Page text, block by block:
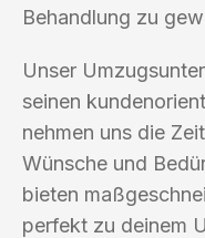
Behandlung zu
Unser
seinen
nehmen uns die
Wünsche und
bieten
perfekt zu deinem